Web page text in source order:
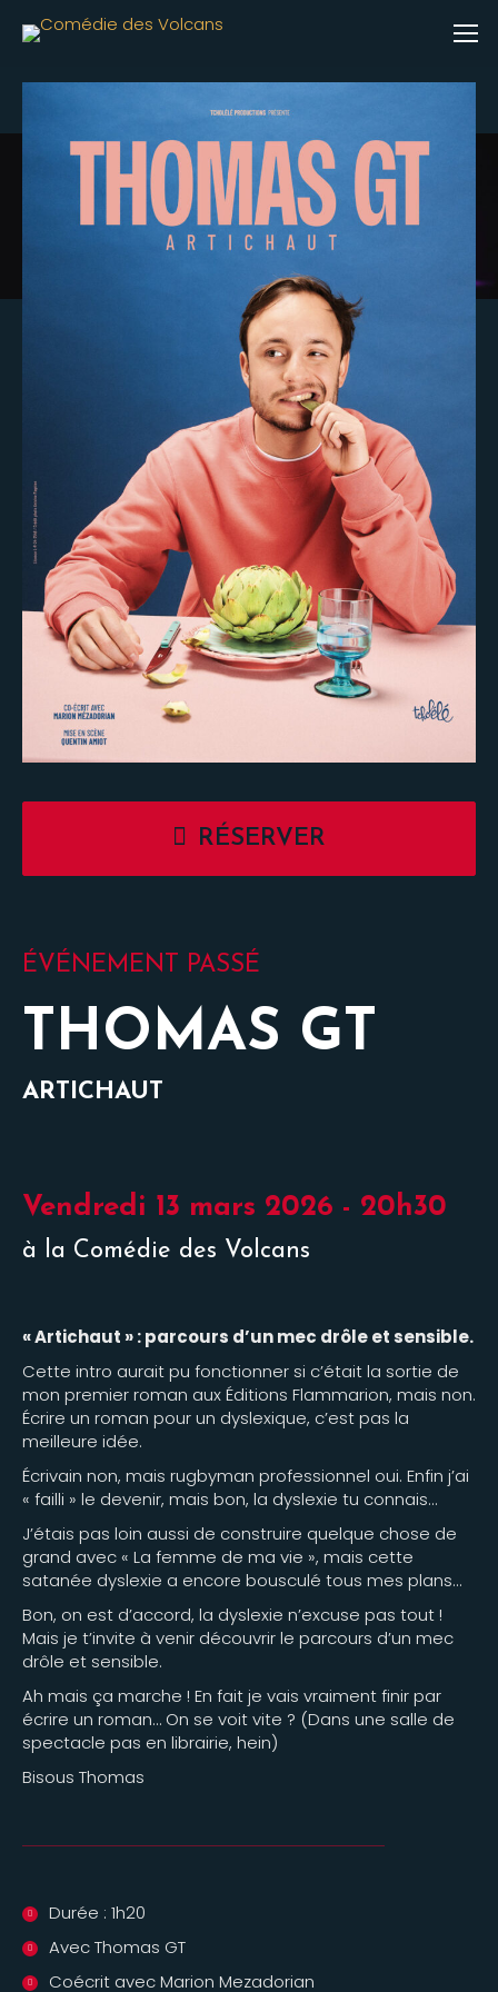
RÉSERVER
ÉVÉNEMENT PASSÉ
THOMAS GT
ARTICHAUT
Vendredi 13 mars 2026 - 20h30
à la Comédie des Volcans
« Artichaut » : parcours d’un mec drôle et sensible.
Cette intro aurait pu fonctionner si c’était la sortie de
mon premier roman aux Éditions Flammarion, mais non.
Écrire un roman pour un dyslexique, c’est pas la
meilleure idée.
Écrivain non, mais rugbyman professionnel oui. Enfin j’ai
« failli » le devenir, mais bon, la dyslexie tu connais…
J’étais pas loin aussi de construire quelque chose de
grand avec « La femme de ma vie », mais cette
satanée dyslexie a encore bousculé tous mes plans…
Bon, on est d’accord, la dyslexie n’excuse pas tout !
Mais je t’invite à venir découvrir le parcours d’un mec
drôle et sensible.
Ah mais ça marche ! En fait je vais vraiment finir par
écrire un roman… On se voit vite ? (Dans une salle de
spectacle pas en librairie, hein)
Bisous Thomas
Durée : 1h20
Avec Thomas GT
Coécrit avec Marion Mezadorian